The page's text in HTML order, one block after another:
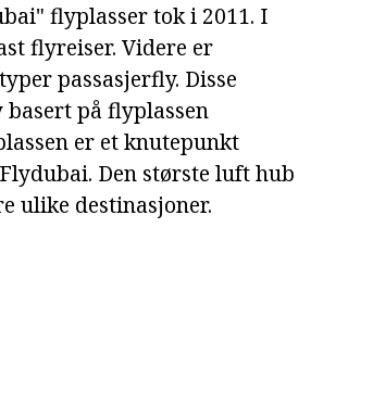
flyplasser tok i 2011. I
flyreiser. Videre er
passasjerfly. Disse
på flyplassen
er et knutepunkt
Den største luft hub
ulike destinasjoner.